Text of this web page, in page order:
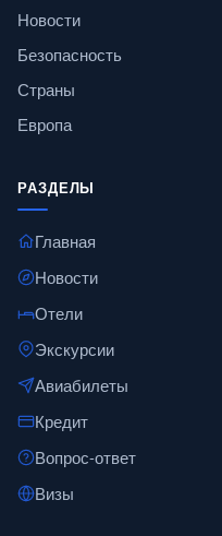
Новости
Безопасность
Страны
Европа
РАЗДЕЛЫ
Главная
Новости
Отели
Экскурсии
Авиабилеты
Кредит
Вопрос-ответ
Визы